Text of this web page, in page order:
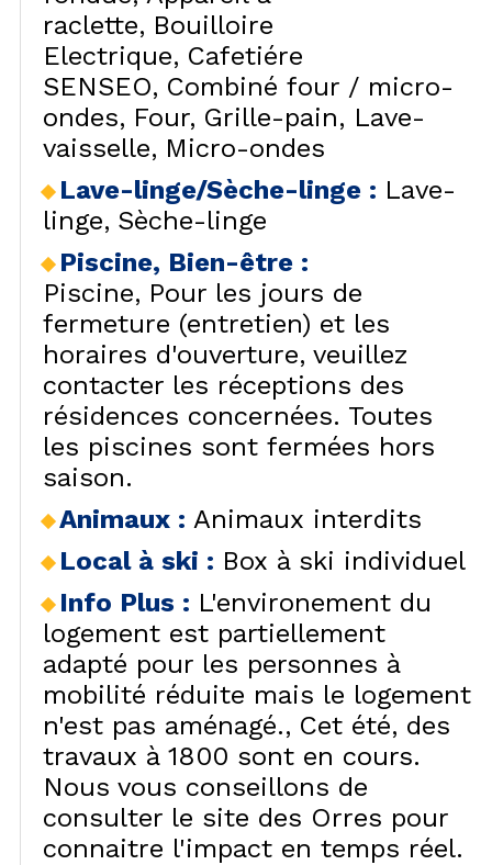
raclette
Bouilloire
Electrique Cafetiére
SENSEO Combiné four / micro-
ondes
Four Grille-pain
Lave-
vaisselle
Micro-ondes
Lave-linge/Sèche-linge : Lave-
linge Sèche-linge
Piscine, Bien-être :
Piscine
Pour les jours de
fermeture (entretien) et les
horaires d'ouverture, veuillez
contacter les réceptions des
résidences concernées. Toutes
les piscines sont fermées hors
saison.
Animaux : Animaux interdits
Local à ski : Box à ski individuel
Info Plus : L'environement du
logement est partiellement
adapté pour les personnes à
mobilité réduite mais le logement
n'est pas aménagé.
Cet été, des
travaux à 1800 sont en cours.
Nous vous conseillons de
consulter le site des Orres pour
connaitre l'impact en temps réel.